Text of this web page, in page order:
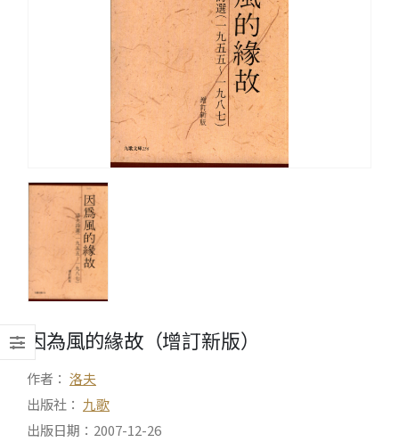
因為風的緣故（增訂新版）
作者： 洛夫
出版社： 九歌
出版日期：2007-12-26